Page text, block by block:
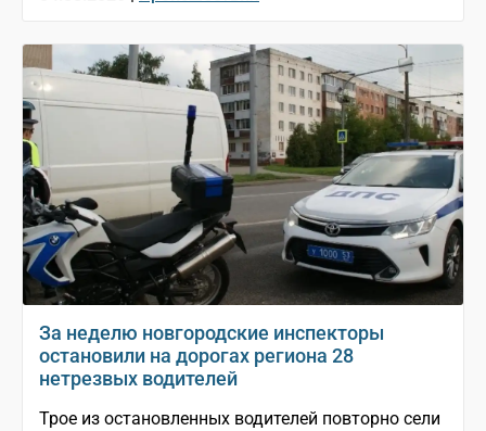
За неделю новгородские инспекторы
остановили на дорогах региона 28
нетрезвых водителей
Трое из остановленных водителей повторно сели